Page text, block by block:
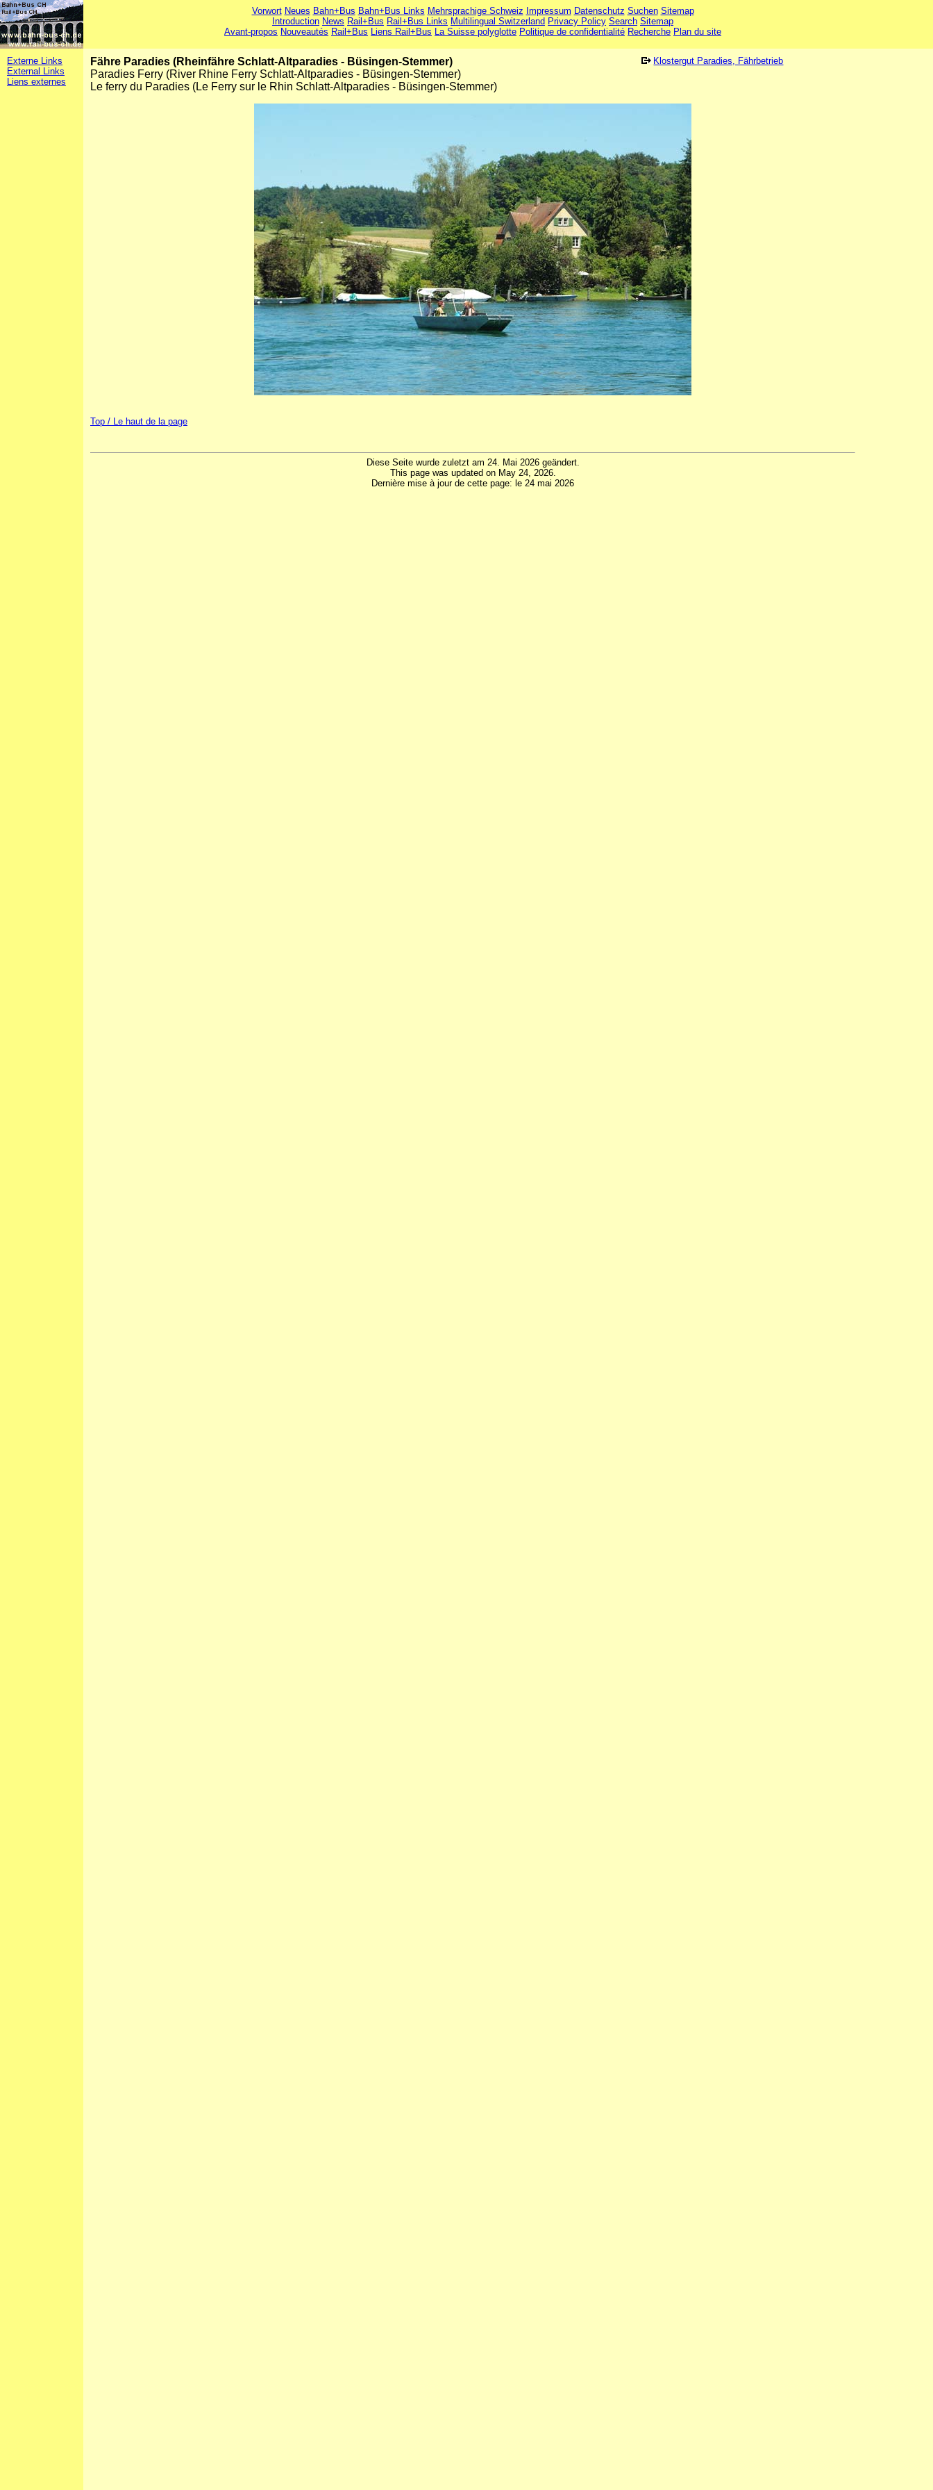
Vorwort Neues Bahn+Bus Bahn+Bus Links Mehrsprachige Schweiz Impressum Datenschutz Suchen Sitemap
Introduction News Rail+Bus Rail+Bus Links Multilingual Switzerland Privacy Policy Search Sitemap
Avant-propos Nouveautés Rail+Bus Liens Rail+Bus La Suisse polyglotte Politique de confidentialité Recherche Plan du site
Externe Links
External Links
Liens externes
Fähre Paradies (Rheinfähre Schlatt-Altparadies - Büsingen-Stemmer)
Paradies Ferry (River Rhine Ferry Schlatt-Altparadies - Büsingen-Stemmer)
Le ferry du Paradies (Le Ferry sur le Rhin Schlatt-Altparadies - Büsingen-Stemmer)
Klostergut Paradies, Fährbetrieb
Top / Le haut de la page
Diese Seite wurde zuletzt am 24. Mai 2026 geändert.
This page was updated on May 24, 2026.
Dernière mise à jour de cette page: le 24 mai 2026